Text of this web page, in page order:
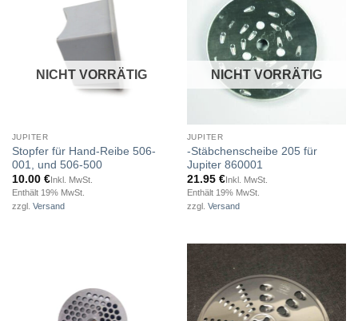
NICHT VORRÄTIG
JUPITER
Stopfer für Hand-Reibe 506-
001, und 506-500
10.00 €Inkl. MwSt.
Enthält 19% MwSt.
zzgl. Versand
NICHT VORRÄTIG
JUPITER
-Stäbchenscheibe 205 für
Jupiter 860001
21.95 €Inkl. MwSt.
Enthält 19% MwSt.
zzgl. Versand